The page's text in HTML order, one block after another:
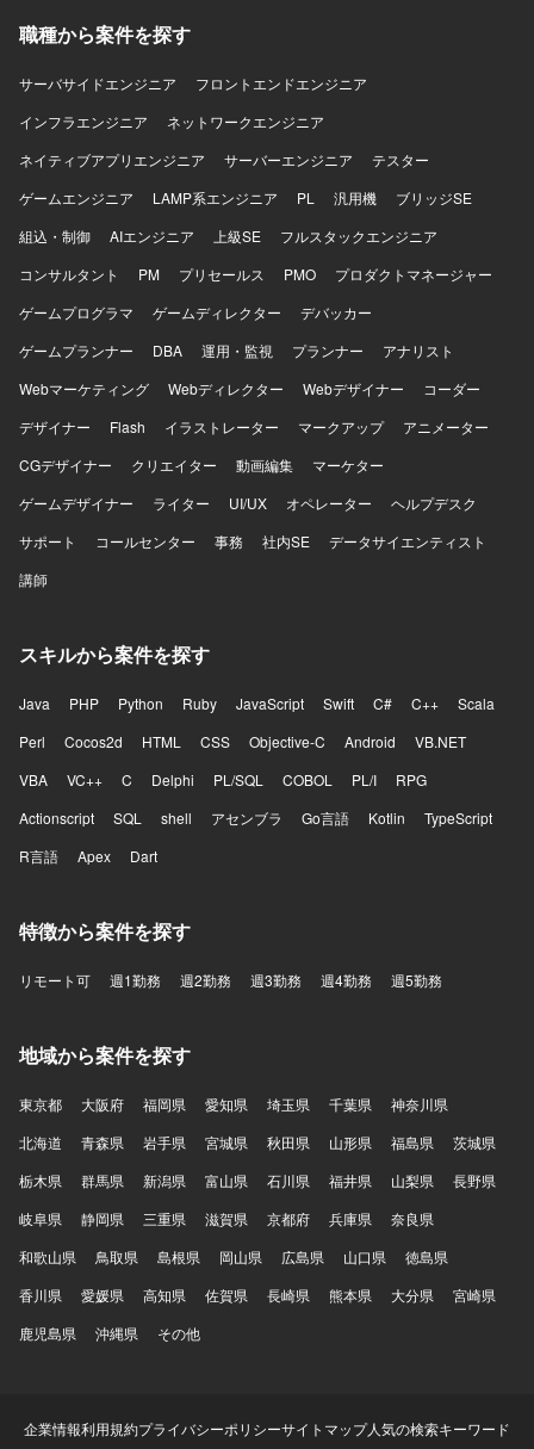
な技術要素を活用しながら、Azure Landing ZoneやAzure
詳細設計から構築、ドキュメント作成、技術調整まで一連
いただけます。 【開発環境】 Microsoft Azure をベースと
したクラウド基盤環境で作業していただきます。 IaCには
Bicep、ARM Template、Terraformなどを用い、Azure
PolicyやRBACなどを活用したガバナンス・権限管理を行い
ながら、設計書・パラメータシートなど各種技術ドキュメ
ントを整備していただきます。
ながらPM領域の経験を深めていただけます。PM代理とし
できる環境です。 【開発環境】 AWS上でのデータレイクお
など）を用いた環境を想定しています。
職種から案件を探す
サーバサイドエンジニア
フロントエンドエンジニア
インフラエンジニア
ネットワークエンジニア
ネイティブアプリエンジニア
サーバーエンジニア
テスター
ゲームエンジニア
LAMP系エンジニア PL 汎用機
ブリッジSE
組込・制御
AIエンジニア 上級SE
フルスタックエンジニア
コンサルタント
PM プリセールス PMO
プロダクトマネージャー
ゲームプログラマ
ゲームディレクター
デバッカー
ゲームプランナー
DBA 運用・監視 プランナー
アナリスト
Webマーケティング
Webディレクター Webデザイナー
コーダー
デザイナー
Flash イラストレーター マークアップ
アニメーター
CGデザイナー
クリエイター 動画編集
マーケター
ゲームデザイナー
ライター UI/UX オペレーター
ヘルプデスク
サポート
コールセンター 事務 社内SE
データサイエンティスト
講師
スキルから案件を探す
Java PHP Python Ruby JavaScript Swift C# C++
Scala
Perl
Cocos2d HTML CSS Objective-C Android
VB.NET
VBA
VC++ C Delphi PL/SQL COBOL PL/I
RPG
Actionscript
SQL shell アセンブラ Go言語 Kotlin
TypeScript
R言語
Apex Dart
特徴から案件を探す
リモート可 週1勤務 週2勤務 週3勤務 週4勤務 週5勤務
地域から案件を探す
東京都 大阪府 福岡県 愛知県 埼玉県 千葉県
神奈川県
北海道
青森県 岩手県 宮城県 秋田県 山形県 福島県
茨城県
栃木県
群馬県 新潟県 富山県 石川県 福井県 山梨県
長野県
岐阜県
静岡県 三重県 滋賀県 京都府 兵庫県
奈良県
和歌山県
鳥取県 島根県 岡山県 広島県 山口県
徳島県
香川県
愛媛県 高知県 佐賀県 長崎県 熊本県 大分県
宮崎県
鹿児島県
沖縄県 その他
企業情報利用規約プライバシーポリシーサイトマップ人気の検索キーワード